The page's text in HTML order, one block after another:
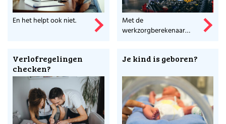
En het helpt ook niet.
Met de
werkzorgberekenaar
Verlofregelingen
checken?
Je kind is geboren?